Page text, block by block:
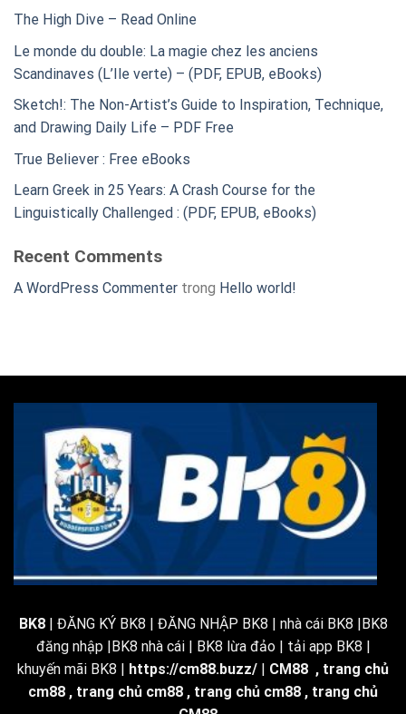
The High Dive – Read Online
Le monde du double: La magie chez les anciens
Scandinaves (L’Ile verte) – (PDF, EPUB, eBooks)
Sketch!: The Non-Artist’s Guide to Inspiration, Technique,
and Drawing Daily Life – PDF Free
True Believer : Free eBooks
Learn Greek in 25 Years: A Crash Course for the
Linguistically Challenged : (PDF, EPUB, eBooks)
Recent Comments
A WordPress Commenter trong Hello world!
BK8| ĐĂNG KÝ BK8 | ĐĂNG NHẬP BK8 | nhà cái BK8 |BK8
đăng nhập |BK8 nhà cái | BK8 lừa đảo | tải app BK8 |
khuyến mãi BK8 | https://cm88.buzz/ | CM88 , trang chủ
cm88 , trang chủ cm88 , trang chủ cm88 , trang chủ